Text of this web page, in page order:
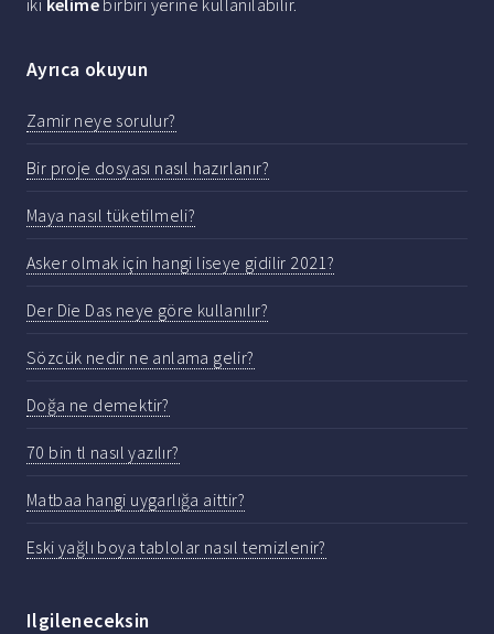
iki kelime birbiri yerine kullanılabilir.
Ayrıca okuyun
Zamir neye sorulur?
Bir proje dosyası nasıl hazırlanır?
Maya nasıl tüketilmeli?
Asker olmak için hangi liseye gidilir 2021?
Der Die Das neye göre kullanılır?
Sözcük nedir ne anlama gelir?
Doğa ne demektir?
70 bin tl nasıl yazılır?
Matbaa hangi uygarlığa aittir?
Eski yağlı boya tablolar nasıl temizlenir?
Ilgileneceksin